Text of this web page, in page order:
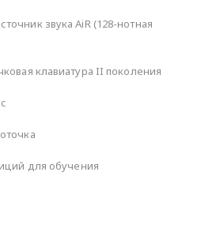
звука AiR (128-нотная
клавиатура II поколения
для обучения